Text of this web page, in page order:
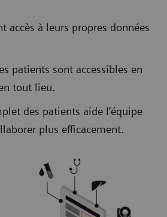
accès à leurs propres données
patients sont accessibles en
tout lieu.
des patients aide l’équipe
plus efficacement.